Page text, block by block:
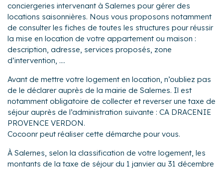
conciergeries intervenant à Salernes pour gérer des
locations saisonnières. Nous vous proposons notamment
de consulter les fiches de toutes les structures pour réussir
la mise en location de votre appartement ou maison :
description, adresse, services proposés, zone
d’intervention, ....
Avant de mettre votre logement en location, n’oubliez pas
de le déclarer auprès de la mairie de Salernes. Il est
notamment obligatoire de collecter et reverser une taxe de
séjour auprès de l’administration suivante : CA DRACENIE
PROVENCE VERDON.
Cocoonr peut réaliser cette démarche pour vous.
À Salernes, selon la classification de votre logement, les
montants de la taxe de séjour du 1 janvier au 31 décembre